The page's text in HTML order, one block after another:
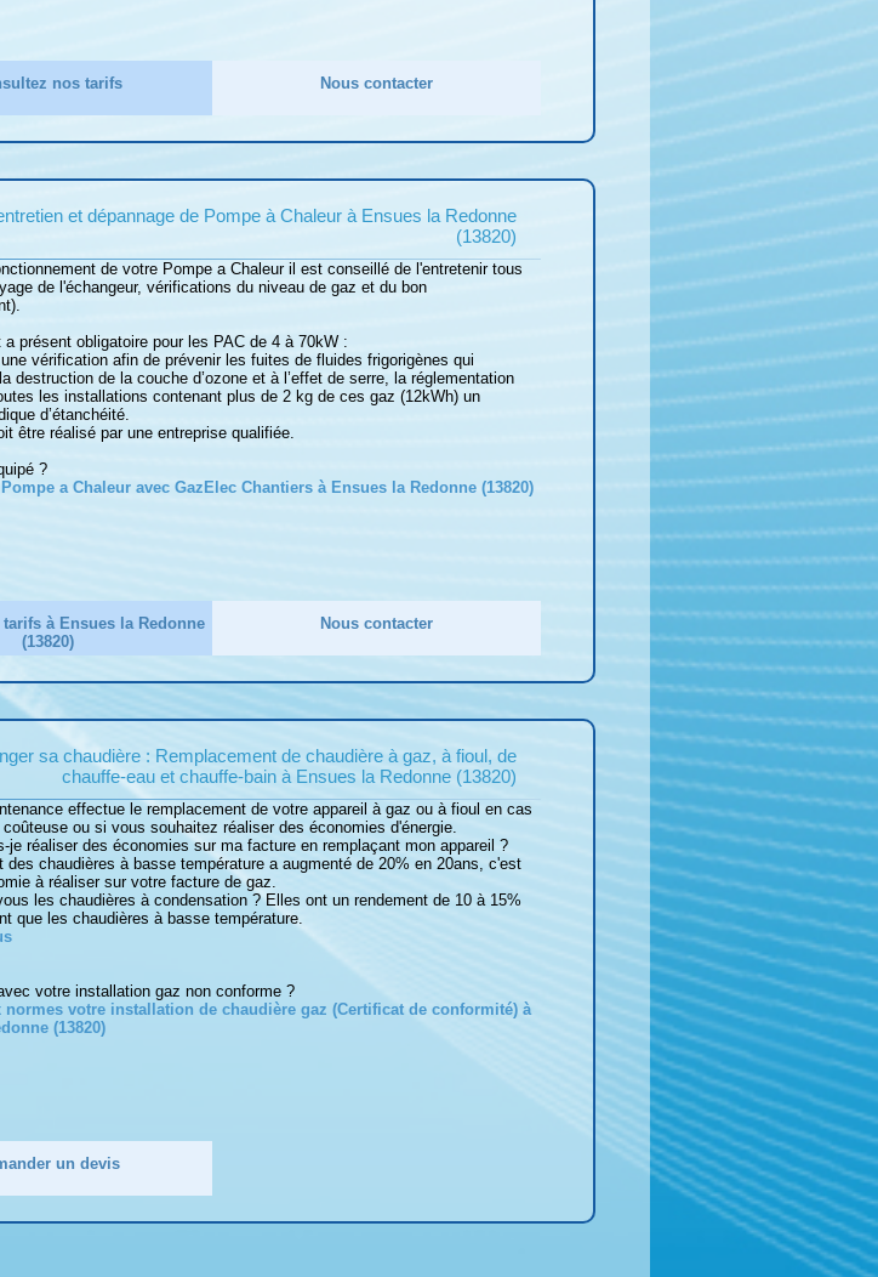
nos tarifs Nous contacter
et dépannage de Pompe à Chaleur à Ensues la Redonne
(13820)
de votre Pompe a Chaleur il est conseillé de l'entretenir tous
de l'échangeur, vérifications du niveau de gaz et du bon
a présent obligatoire pour les PAC de 4 à 70kW :
vérification afin de prévenir les fuites de fluides frigorigènes qui
destruction de la couche d’ozone et à l’effet de serre, la réglementation
les installations contenant plus de 2 kg de ces gaz (12kWh) un
d’étanchéité.
être réalisé par une entreprise qualifiée.
?
a Chaleur avec GazElec Chantiers à Ensues la Redonne (13820)
à Ensues la Redonne
(13820)
Nous contacter
sa chaudière : Remplacement de chaudière à gaz, à fioul, de
chauffe-eau et chauffe-bain à Ensues la Redonne (13820)
effectue le remplacement de votre appareil à gaz ou à fioul en cas
ou si vous souhaitez réaliser des économies d'énergie.
je réaliser des économies sur ma facture en remplaçant mon appareil ?
des chaudières à basse température a augmenté de 20% en 20ans, c'est
à réaliser sur votre facture de gaz.
les chaudières à condensation ? Elles ont un rendement de 10 à 15%
que les chaudières à basse température.
votre installation gaz non conforme ?
normes votre installation de chaudière gaz (Certificat de conformité) à
(13820)
un devis